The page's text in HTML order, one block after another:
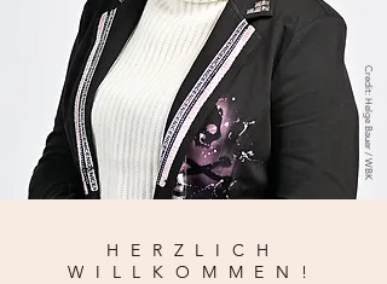
Credit: Helge Bauer / WBK
HERZLICH
WILLKOMMEN!